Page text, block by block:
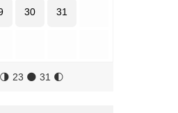
30 31
🌗 23 🌑 31 🌓